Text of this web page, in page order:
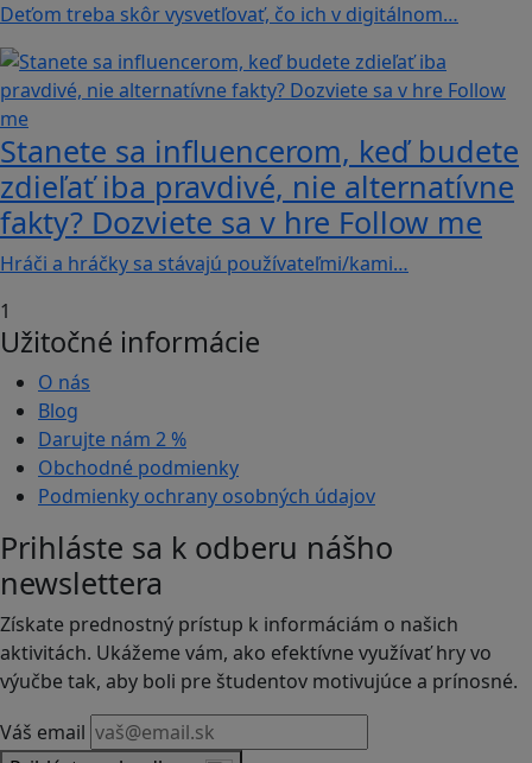
Deťom treba skôr vysvetľovať, čo ich v digitálnom…
Stanete sa influencerom, keď budete
zdieľať iba pravdivé, nie alternatívne
fakty? Dozviete sa v hre Follow me
Hráči a hráčky sa stávajú používateľmi/kami…
1
Užitočné informácie
O nás
Blog
Darujte nám 2 %
Obchodné podmienky
Podmienky ochrany osobných údajov
Prihláste sa k odberu nášho
newslettera
Získate prednostný prístup k informáciám o našich
aktivitách. Ukážeme vám, ako efektívne využívať hry vo
výučbe tak, aby boli pre študentov motivujúce a prínosné.
Váš email